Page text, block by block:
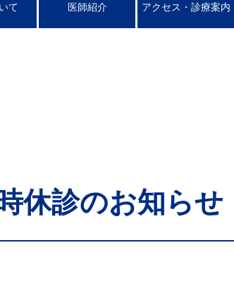
性尿道炎
て 医師紹介 アクセス・診療案内
休診のお知らせ